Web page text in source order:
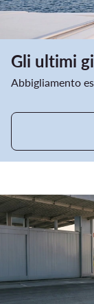
Gli ultimi
Abbigliamento